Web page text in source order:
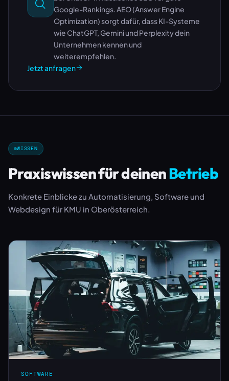
Google-Rankings. AEO (Answer Engine
Optimization) sorgt dafür, dass KI-Systeme
wie ChatGPT, Gemini und Perplexity dein
Unternehmen kennen und
weiterempfehlen.
Jetzt anfragen
WISSEN
Praxiswissen für deinenBetrieb
Konkrete Einblicke zu Automatisierung, Software und
Webdesign für KMU in Oberösterreich.
SOFTWARE